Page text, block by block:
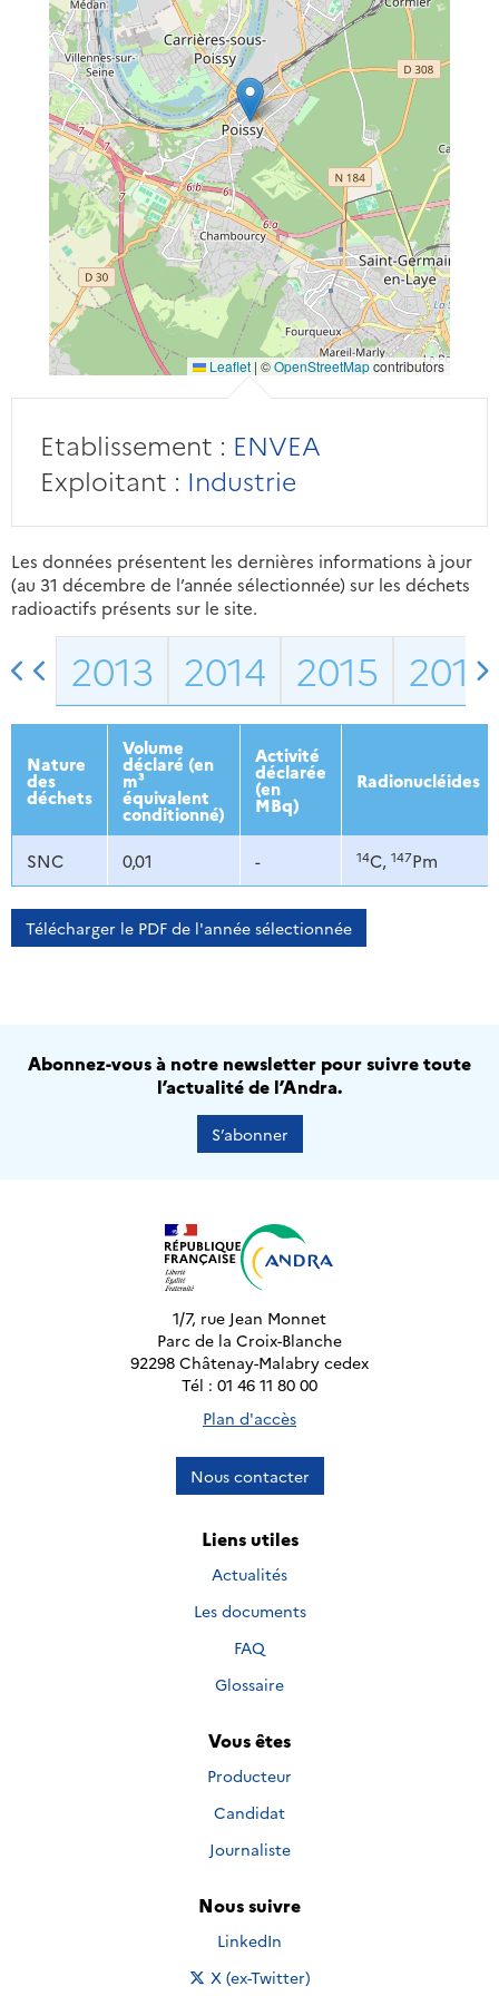
Leaflet | ©OpenStreetMapcontributors
Etablissement : ENVEA
Exploitant : Industrie
Les données présentent les dernières informations à jour
(au 31 décembre de l’année sélectionnée) sur les déchets
radioactifs présents sur le site.
2013 2014 2015 2016
Nature
des
déchets
Volume
déclaré (en
m³
équivalent
conditionné)
Activité
déclarée
(en
MBq)
Radionucléides
SNC 0,01 - 14C, 147Pm
Télécharger le PDF de l'année sélectionnée
Abonnez-vous à notre newsletter pour suivre toute
l’actualité de l’Andra.
S’abonner
1/7, rue Jean Monnet
Parc de la Croix-Blanche
92298 Châtenay-Malabry cedex
Tél : 01 46 11 80 00
Plan d'accès
Nous contacter
Liens utiles
Actualités
Les documents
FAQ
Glossaire
Vous êtes
Producteur
Candidat
Journaliste
Nous suivre
Nous suivre sur
LinkedIn
Nous suivre sur
X (ex-Twitter)